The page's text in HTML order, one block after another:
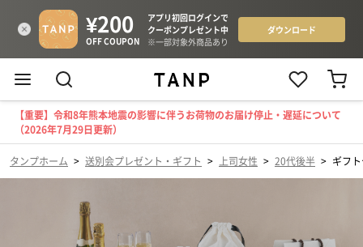
【重要】令和8年熊本地震の影響に伴うお荷物のお届け停止・遅延について
（2026年7月29日更新）
タンプホーム > 送別会プレゼント・ギフト > 上司女性 > 20代後半 > ギフ